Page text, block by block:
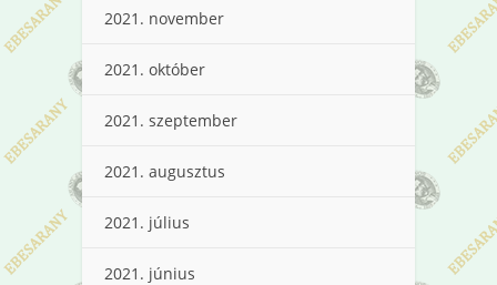
2021. november
2021. október
2021. szeptember
2021. augusztus
2021. július
2021. június